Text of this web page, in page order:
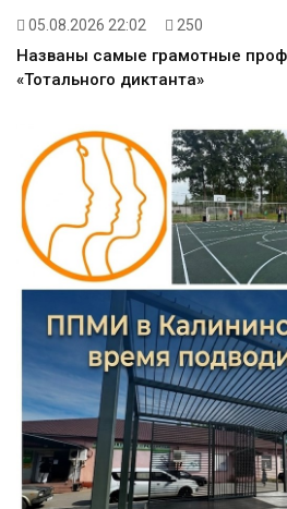
05.08.2026 22:02 250
Названы самые грамотные
«Тотального диктанта»